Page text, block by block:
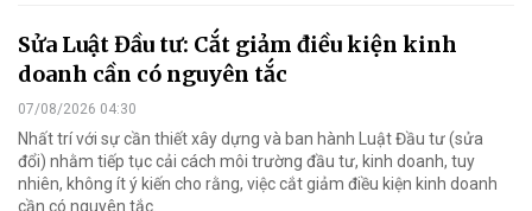
Sửa Luật Đầu tư: Cắt giảm điều kiện kinh
doanh cần có nguyên tắc
07/08/2026 04:30
Nhất trí với sự cần thiết xây dựng và ban hành Luật Đầu tư (sửa
đổi) nhằm tiếp tục cải cách môi trường đầu tư, kinh doanh, tuy
nhiên, không ít ý kiến cho rằng, việc cắt giảm điều kiện kinh doanh
cần có nguyên tắc.